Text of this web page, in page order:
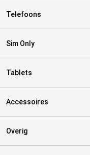
Telefoons
Sim Only
Tablets
Accessoires
Overig